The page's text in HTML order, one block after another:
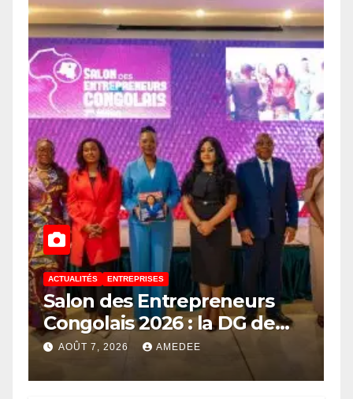
ACTUALITÉS ENTREPRISES
Salon des Entrepreneurs
Congolais 2026 : la DG de
l’ANAPI Rachel PUNGU
mobilise les investisseurs
AOÛT 7, 2026 AMEDEE